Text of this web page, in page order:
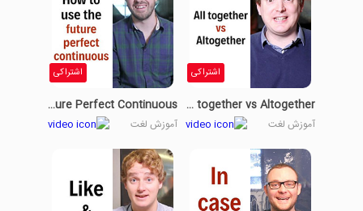
اشتراکی
All together vs Altogether
آموزش لغت
اشتراکی
How To Use The Future Perfect Continuous
آموزش لغت